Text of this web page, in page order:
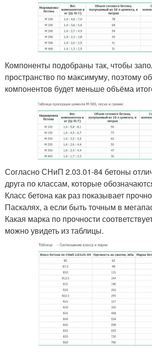
Компоненты подобраны так, чтобы
пространство по максимуму, поэтому
компонентов будет меньше объёма
Согласно СНиП 2.03.01-84 бетоны
друга по классам, которые
Класс бетона как раз показывает
Паскалях, а если быть точным в
Какая марка по прочности
можно увидеть из таблицы.